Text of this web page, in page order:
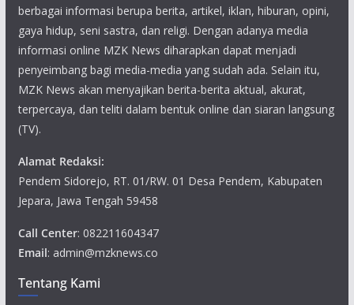
berbagai informasi berupa berita, artikel, iklan, hiburan, opini,
gaya hidup, seni sastra, dan religi. Dengan adanya media
informasi online MZK News diharapkan dapat menjadi
penyeimbang bagi media-media yang sudah ada. Selain itu,
MZK News akan menyajikan berita-berita aktual, akurat,
terpercaya, dan teliti dalam bentuk online dan siaran langsung
(TV).
Alamat Redaksi:
Pendem Sidorejo, RT. 01/RW. 01 Desa Pendem, Kabupaten
Jepara, Jawa Tengah 59458
Call Center: 082211604347
Email: admin@mzknews.co
Tentang Kami